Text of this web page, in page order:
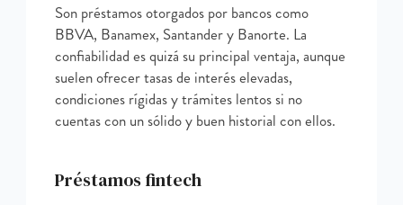
Son préstamos otorgados por bancos como
BBVA, Banamex, Santander y Banorte. La
confiabilidad es quizá su principal ventaja, aunque
suelen ofrecer tasas de interés elevadas,
condiciones rígidas y trámites lentos si no
cuentas con un sólido y buen historial con ellos.
Préstamos fintech